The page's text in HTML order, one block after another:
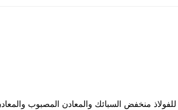
منخفض السبائك والمعادن المصبوب